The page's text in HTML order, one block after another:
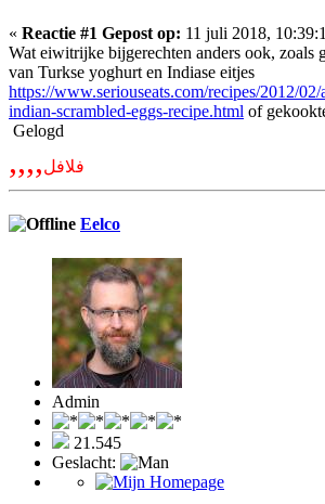
« Reactie #1 Gepost op: 11 juli 2018,
Wat eiwitrijke bijgerechten anders ook, zoals
van Turkse yoghurt en Indiase eitjes
https://www.seriouseats.com/recipes/2012/
indian-scrambled-eggs-recipe.html of
Gelogd
,,,,فلافل
Eelco
Admin
21.545
Geslacht: